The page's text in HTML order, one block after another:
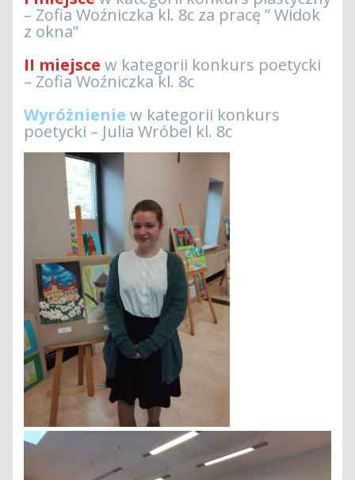
– Zofia Woźniczka kl. 8c za pracę ” Widok
z okna”
II miejsce w kategorii konkurs poetycki
– Zofia Woźniczka kl. 8c
Wyróżnienie w kategorii konkurs
poetycki – Julia Wróbel kl. 8c